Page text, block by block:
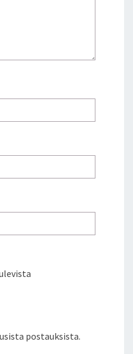
postauksista.